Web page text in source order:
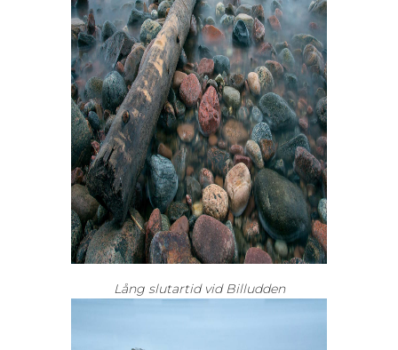
Lång slutartid vid Billudden